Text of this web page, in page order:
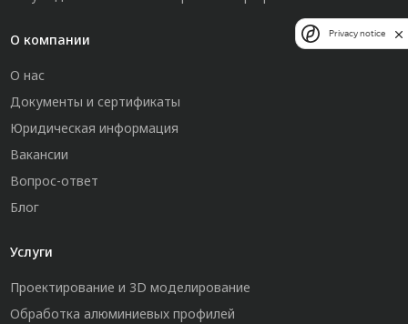
О компании
О нас
Документы и сертификаты
Юридическая информация
Вакансии
Вопрос-ответ
Блог
Услуги
Проектирование и 3D моделирование
Обработка алюминиевых профилей
Privacy notice